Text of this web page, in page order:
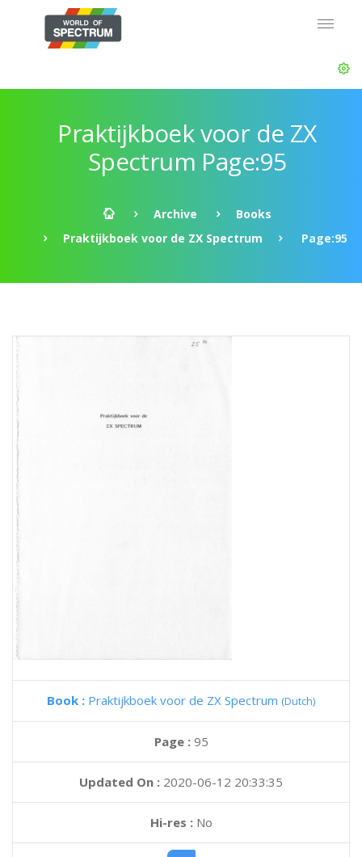
Praktijkboek voor de ZX
Spectrum Page:95
Archive
Books
Praktijkboek voor de ZX Spectrum
Page:95
Book : Praktijkboek voor de ZX Spectrum (Dutch)
Page : 95
Updated On : 2020-06-12 20:33:35
Hi-res :No